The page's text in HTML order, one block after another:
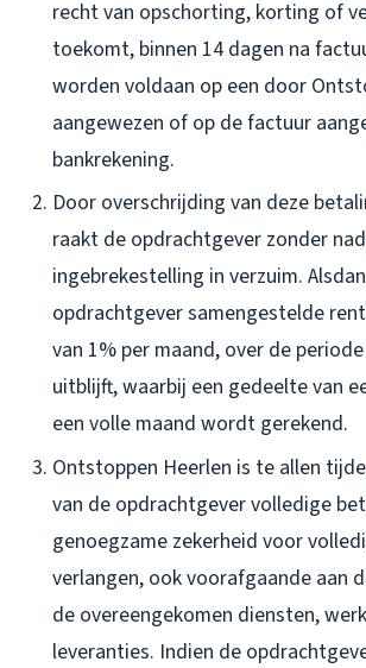
recht van opschorting, korting of
toekomt, binnen 14 dagen na
worden voldaan op een door
aangewezen of op de factuur
bankrekening.
Door overschrijding van deze
raakt de opdrachtgever zonder
ingebrekestelling in verzuim.
opdrachtgever samengestelde
van 1% per maand, over de
uitblijft, waarbij een gedeelte van
een volle maand wordt gerekend.
Ontstoppen Heerlen is te allen
van de opdrachtgever volledige
genoegzame zekerheid voor
verlangen, ook voorafgaande aan
de overeengekomen diensten,
leveranties. Indien de